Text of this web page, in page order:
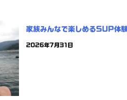
家族みんなで楽しめるSUP体
2026年7月31日